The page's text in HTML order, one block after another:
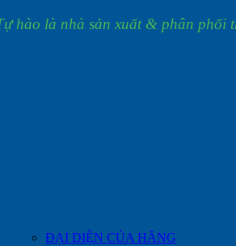
hào là nhà sản xuất & phân phối
ĐẠI DIỆN CỦA HÃNG